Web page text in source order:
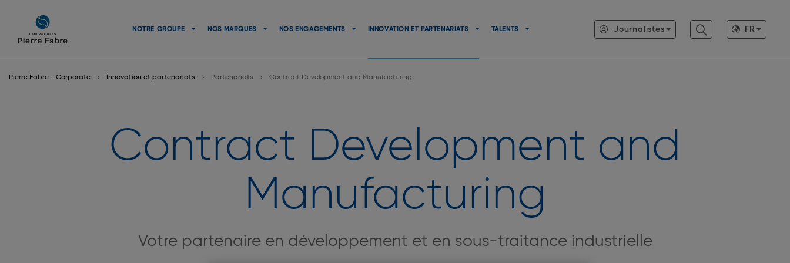
contenu
principale
NOTRE GROUPE NOS MARQUES NOS ENGAGEMENTS INNOVATION ET PARTENARIATS TALENTS Journalistes FR
Pierre Fabre - Corporate Innovation et partenariats Partenariats Contract Development and Manufacturing
Contract Development and
Manufacturing
Votre partenaire en développement et en sous-traitance industrielle